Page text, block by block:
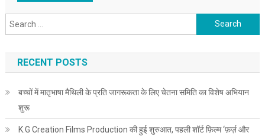
Search for:
RECENT POSTS
बच्चों में मातृभाषा मैथिली के प्रति जागरूकता के लिए चेतना समिति का विशेष अभियान
शुरू
K.G Creation Films Production की हुई शुरुआत, पहली शॉर्ट फ़िल्म ‘फ़र्ज़ और